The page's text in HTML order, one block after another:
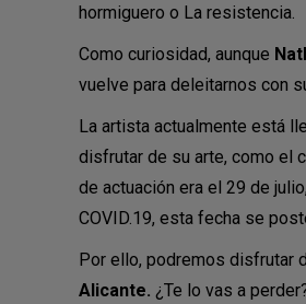
hormiguero o La resistencia.
Como curiosidad, aunque
vuelve para deleitarnos con
La artista actualmente está
disfrutar de su arte, como el
de actuación era el 29 de
COVID.19, esta fecha se
Por ello, podremos disfrutar
Alicante. ¿Te lo vas a